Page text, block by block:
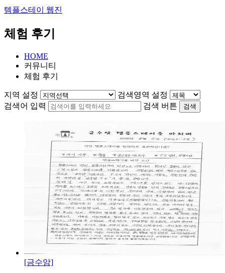
템플스테이 웹진
체험 후기
HOME
커뮤니티
체험 후기
지역 설정
검색영역 설정
검색어 입력
검색 버튼 검색
[금수암]